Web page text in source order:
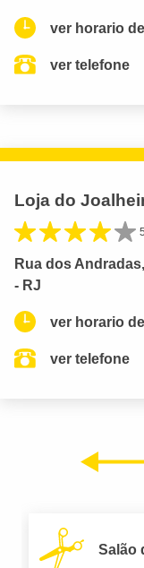
ver horario
ver telefone
Loja do
Rua dos
- RJ
ver horario
ver telefone
Salão